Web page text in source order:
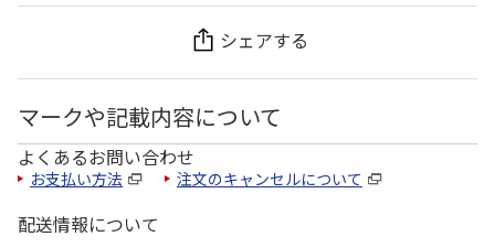
シェアする
マークや記載内容について
よくあるお問い合わせ
お支払い方法 注文のキャンセルについて
配送情報について